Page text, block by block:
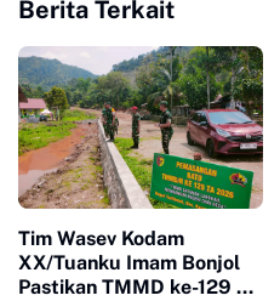
Berita Terkait
Tim Wasev Kodam
XX/Tuanku Imam Bonjol
Pastikan TMMD ke-129 di